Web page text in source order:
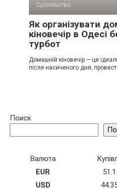
Суспільство
Як організувати
кіновечір в Одесі
турбот
Домашній кіновечір — це
після насиченого дня,
Поиск
Валюта
EUR
51.1
USD